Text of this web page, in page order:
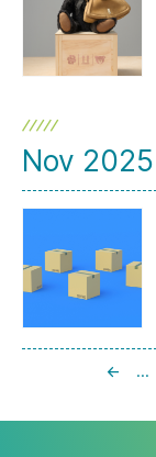
Nov 2025
← …